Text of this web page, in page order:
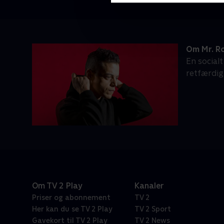
Om Mr.
En
Om TV 2 Play
Priser og abonnement
Her kan du se TV 2 Play
Gavekort til TV 2 Play
Kanaler
TV 2
TV 2 Sport
TV 2 News